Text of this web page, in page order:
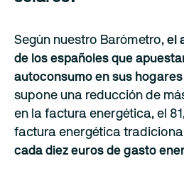
Según nuestro Barómetro, el
de los españoles que
autoconsumo en sus hogares
supone una reducción de
en la factura energética, el
factura energética
cada diez euros de gasto